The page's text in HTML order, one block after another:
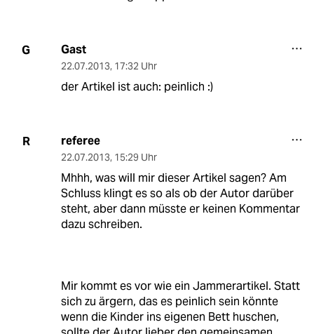
G Gast
22.07.2013, 17:32 Uhr
der Artikel ist auch: peinlich :)
R referee
22.07.2013, 15:29 Uhr
Mhhh, was will mir dieser Artikel sagen? Am
Schluss klingt es so als ob der Autor darüber
steht, aber dann müsste er keinen Kommentar
dazu schreiben.
Mir kommt es vor wie ein Jammerartikel. Statt
sich zu ärgern, das es peinlich sein könnte
wenn die Kinder ins eigenen Bett huschen,